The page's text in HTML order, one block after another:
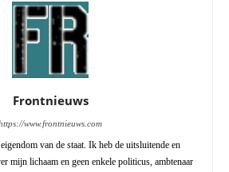
Frontnieuws
www.frontnieuws.com
van de staat. Ik heb de uitsluitende en
mijn lichaam en geen enkele politicus, ambtenaar